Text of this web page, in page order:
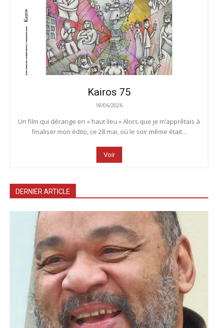
Kairos 75
18/06/2026
Un film qui dérange en « haut lieu » Alors que je m’apprêtais à
finaliser mon édito, ce 28 mai, où le soir même était...
Voir
DERNIER ARTICLE